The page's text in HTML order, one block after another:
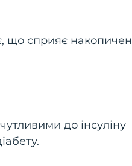
що сприяє
до інсуліну